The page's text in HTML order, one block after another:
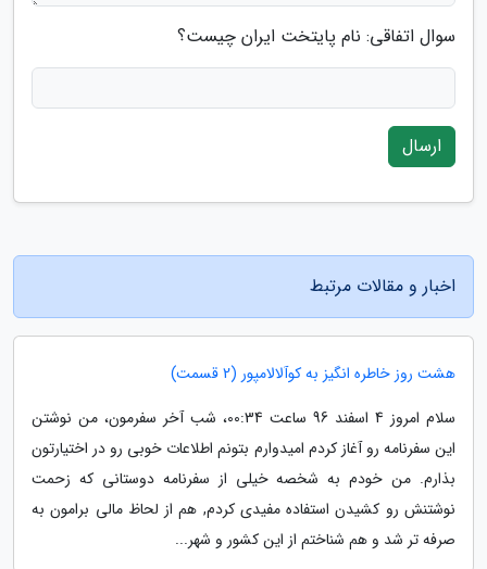
سوال اتفاقی: نام پایتخت ایران چیست؟
ارسال
اخبار و مقالات مرتبط
هشت روز خاطره انگیز به کوآلالامپور (2 قسمت)
سلام امروز 4 اسفند 96 ساعت 00:34، شب آخر سفرمون، من نوشتن
این سفرنامه رو آغاز کردم امیدوارم بتونم اطلاعات خوبی رو در اختیارتون
بذارم. من خودم به شخصه خیلی از سفرنامه دوستانی که زحمت
نوشتنش رو کشیدن استفاده مفیدی کردم, هم از لحاظ مالی برامون به
صرفه تر شد و هم شناختم از این کشور و شهر...